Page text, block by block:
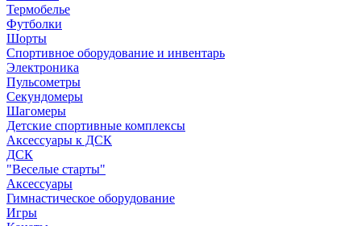
Термобелье
Футболки
Шорты
Спортивное оборудование и инвентарь
Электроника
Пульсометры
Секундомеры
Шагомеры
Детские спортивные комплексы
Аксессуары к ДСК
ДСК
"Веселые старты"
Аксессуары
Гимнастическое оборудование
Игры